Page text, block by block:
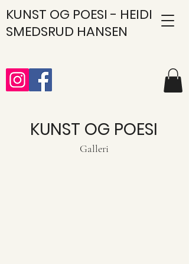
KUNST OG POESI - HEIDI
SMEDSRUD HANSEN
KUNST OG POESI
Galleri